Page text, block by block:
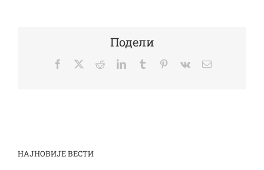
Подели
Facebook
TwitterRedditLinkedInTumblr Pinterest
Vk Email
НАЈНОВИЈЕ ВЕСТИ